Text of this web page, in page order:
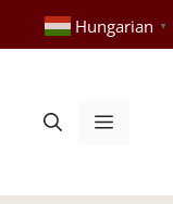
Hungarian ▼
Menü